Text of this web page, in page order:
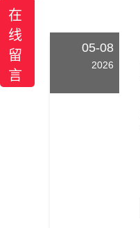
05-08
2026
在
线
留
言